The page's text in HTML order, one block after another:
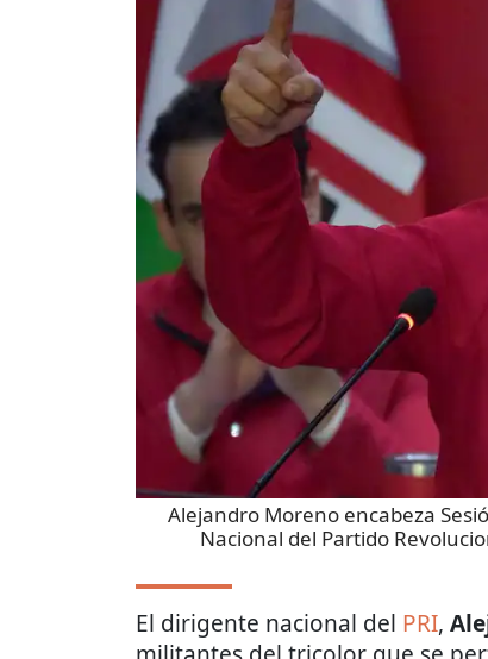
Alejandro Moreno encabeza
Nacional del Partido
El dirigente nacional del PRI,